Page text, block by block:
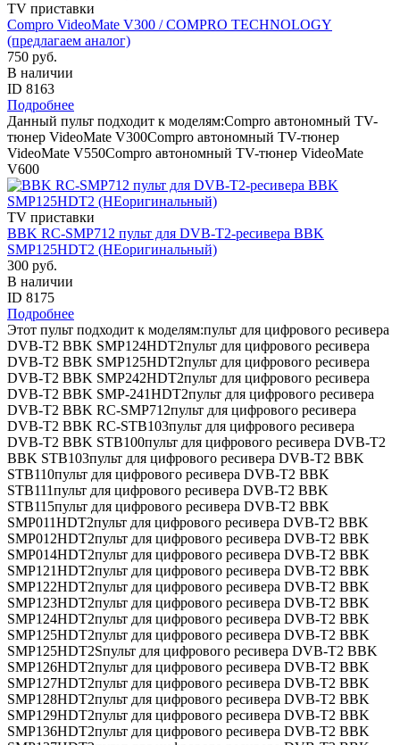
TV приставки
Compro VideoMate V300 / COMPRO TECHNOLOGY
(предлагаем аналог)
750 руб.
В наличии
ID 8163
Подробнее
Данный пульт подходит к моделям:Compro автономный TV-
тюнер VideoMate V300Compro автономный TV-тюнер
VideoMate V550Compro автономный TV-тюнер VideoMate
V600
TV приставки
BBK RC-SMP712 пульт для DVB-T2-ресивера BBK
SMP125HDT2 (НЕоригинальный)
300 руб.
В наличии
ID 8175
Подробнее
Этот пульт подходит к моделям:пульт для цифрового ресивера
DVB-T2 BBK SMP124HDT2пульт для цифрового ресивера
DVB-T2 BBK SMP125HDT2пульт для цифрового ресивера
DVB-T2 BBK SMP242HDT2пульт для цифрового ресивера
DVB-T2 BBK SMP-241HDT2пульт для цифрового ресивера
DVB-T2 BBK RC-SMP712пульт для цифрового ресивера
DVB-T2 BBK RC-STB103пульт для цифрового ресивера
DVB-T2 BBK STB100пульт для цифрового ресивера DVB-T2
BBK STB103пульт для цифрового ресивера DVB-T2 BBK
STB110пульт для цифрового ресивера DVB-T2 BBK
STB111пульт для цифрового ресивера DVB-T2 BBK
STB115пульт для цифрового ресивера DVB-T2 BBK
SMP011HDT2пульт для цифрового ресивера DVB-T2 BBK
SMP012HDT2пульт для цифрового ресивера DVB-T2 BBK
SMP014HDT2пульт для цифрового ресивера DVB-T2 BBK
SMP121HDT2пульт для цифрового ресивера DVB-T2 BBK
SMP122HDT2пульт для цифрового ресивера DVB-T2 BBK
SMP123HDT2пульт для цифрового ресивера DVB-T2 BBK
SMP124HDT2пульт для цифрового ресивера DVB-T2 BBK
SMP125HDT2пульт для цифрового ресивера DVB-T2 BBK
SMP125HDT2Sпульт для цифрового ресивера DVB-T2 BBK
SMP126HDT2пульт для цифрового ресивера DVB-T2 BBK
SMP127HDT2пульт для цифрового ресивера DVB-T2 BBK
SMP128HDT2пульт для цифрового ресивера DVB-T2 BBK
SMP129HDT2пульт для цифрового ресивера DVB-T2 BBK
SMP136HDT2пульт для цифрового ресивера DVB-T2 BBK